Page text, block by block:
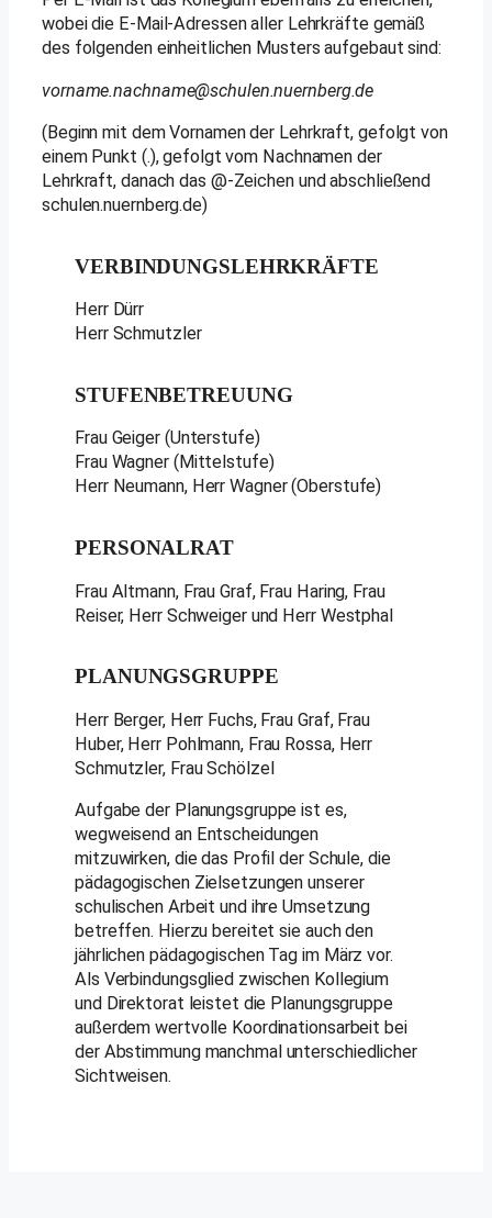
wobei die E-Mail-Adressen aller Lehrkräfte gemäß
des folgenden einheitlichen Musters aufgebaut sind:
vorname.nachname@schulen.nuernberg.de
(Beginn mit dem Vornamen der Lehrkraft, gefolgt von
einem Punkt (.), gefolgt vom Nachnamen der
Lehrkraft, danach das @-Zeichen und abschließend
schulen.nuernberg.de)
VERBINDUNGSLEHRKRÄFTE
Herr Dürr
Herr Schmutzler
STUFENBETREUUNG
Frau Geiger (Unterstufe)
Frau Wagner (Mittelstufe)
Herr Neumann, Herr Wagner (Oberstufe)
PERSONALRAT
Frau Altmann, Frau Graf, Frau Haring, Frau
Reiser, Herr Schweiger und Herr Westphal
PLANUNGSGRUPPE
Herr Berger, Herr Fuchs, Frau Graf, Frau
Huber, Herr Pohlmann, Frau Rossa, Herr
Schmutzler, Frau Schölzel
Aufgabe der Planungsgruppe ist es,
wegweisend an Entscheidungen
mitzuwirken, die das Profil der Schule, die
pädagogischen Zielsetzungen unserer
schulischen Arbeit und ihre Umsetzung
betreffen. Hierzu bereitet sie auch den
jährlichen pädagogischen Tag im März vor.
Als Verbindungsglied zwischen Kollegium
und Direktorat leistet die Planungsgruppe
außerdem wertvolle Koordinationsarbeit bei
der Abstimmung manchmal unterschiedlicher
Sichtweisen.